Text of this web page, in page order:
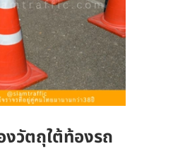
งวัตถุใต้ท้องรถ